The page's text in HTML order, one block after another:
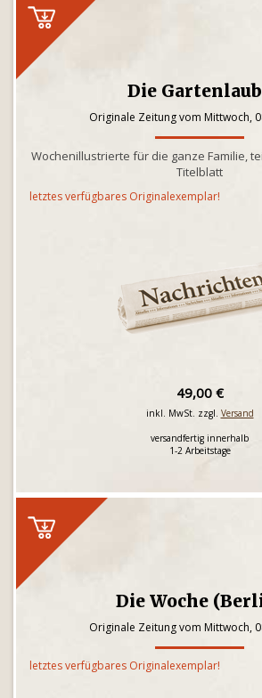
Die
Originale Zeitung vom Mittwoch,
Wochenillustrierte für die ganze Familie,
Titelblatt
letztes verfügbares Originalexemplar!
49,00 €
inkl. MwSt. zzgl. Versand
versandfertig innerhalb
1-2 Arbeitstage
Die Woche
Originale Zeitung vom Mittwoch,
letztes verfügbares Originalexemplar!